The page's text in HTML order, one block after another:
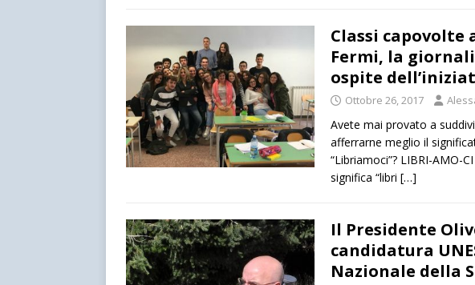
Classi capovolte
Fermi, la
ospite
Ottobre 26, 2017
Avete mai provato a
afferrarne meglio il
“Libriamoci”? LIBRI-AMO-
significa “libri […]
Il Presidente
candidatura
Nazionale della